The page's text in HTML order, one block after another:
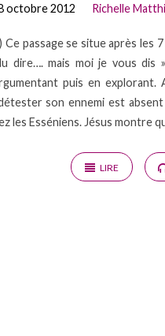
octobre 2012 Richelle
) Ce passage se situe après les
dire…. mais moi je vous dis
puis en
son ennemi est
les Esséniens. Jésus montre
LIRE